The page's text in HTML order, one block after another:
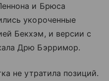
и Брюса
укороченные
Бекхэм, и версии с
Дрю Бэрримор.
не утратила позиций.